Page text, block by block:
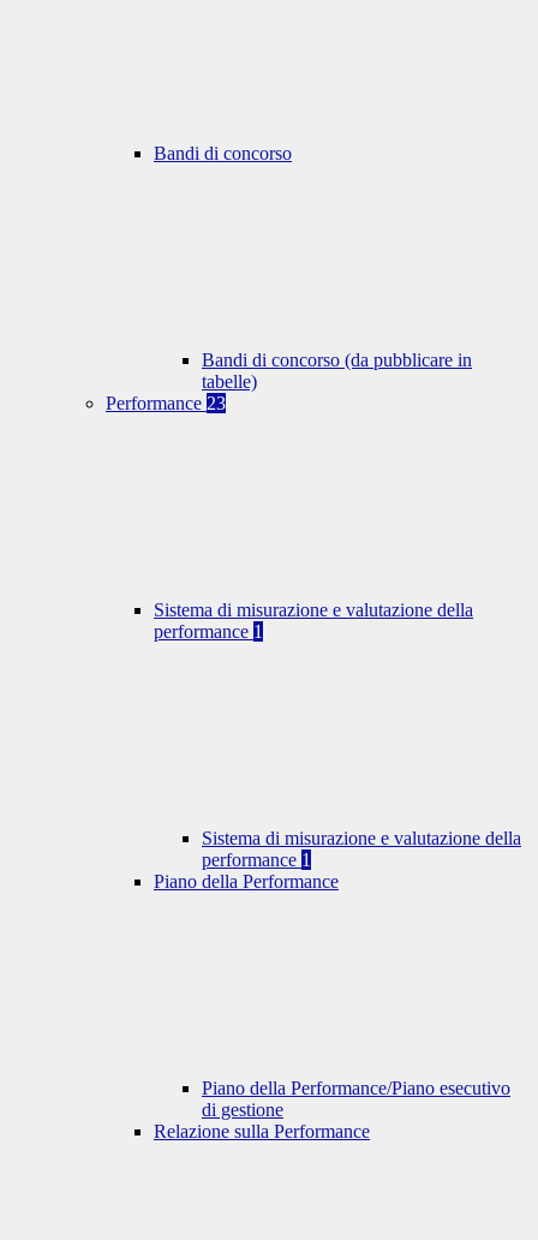
Bandi di concorso
Bandi di concorso (da pubblicare in
tabelle)
Performance 23
Sistema di misurazione e valutazione della
performance 1
Sistema di misurazione e valutazione della
performance 1
Piano della Performance
Piano della Performance/Piano esecutivo
di gestione
Relazione sulla Performance